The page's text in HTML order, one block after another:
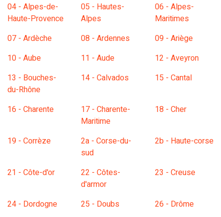
04 - Alpes-de-
Haute-Provence
05 - Hautes-
Alpes
06 - Alpes-
Maritimes
07 - Ardèche
08 - Ardennes
09 - Ariège
10 - Aube
11 - Aude
12 - Aveyron
13 - Bouches-
du-Rhône
14 - Calvados 15 - Cantal
16 - Charente
17 - Charente-
Maritime
18 - Cher
19 - Corrèze
2a - Corse-du-
sud
2b - Haute-corse
21 - Côte-d'or
22 - Côtes-
d'armor
23 - Creuse
24 - Dordogne 25 - Doubs
26 - Drôme